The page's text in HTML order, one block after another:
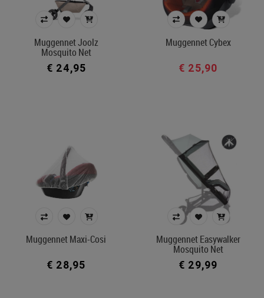
Muggennet Joolz
Mosquito Net
€ 24,95
Muggennet Cybex
€ 25,90
Muggennet Maxi-Cosi
€ 28,95
Muggennet Easywalker
Mosquito Net
€ 29,99